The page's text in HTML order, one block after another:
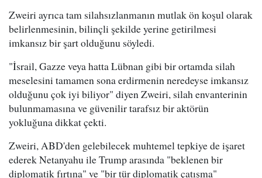
Zweiri ayrıca tam silahsızlanmanın mutlak ön koşul olarak
belirlenmesinin, bilinçli şekilde yerine getirilmesi
imkansız bir şart olduğunu söyledi.
"İsrail, Gazze veya hatta Lübnan gibi bir ortamda silah
meselesini tamamen sona erdirmenin neredeyse imkansız
olduğunu çok iyi biliyor" diyen Zweiri, silah envanterinin
bulunmamasına ve güvenilir tarafsız bir aktörün
yokluğuna dikkat çekti.
Zweiri, ABD'den gelebilecek muhtemel tepkiye de işaret
ederek Netanyahu ile Trump arasında "beklenen bir
diplomatik fırtına" ve "bir tür diplomatik çatışma"